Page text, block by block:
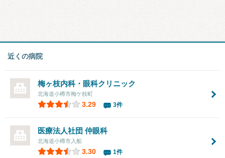
近くの病院
梅ヶ枝内科・眼科クリニック
北海道小樽市梅ケ枝町
3.29 3件
医療法人社団 仲眼科
北海道小樽市入船
3.30 1件